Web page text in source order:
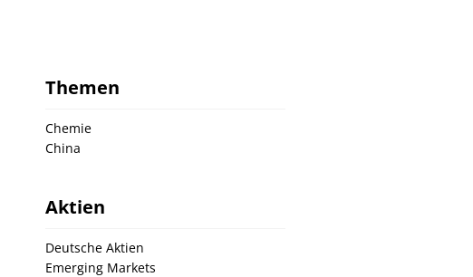
Themen
Chemie
China
Aktien
Deutsche Aktien
Emerging Markets